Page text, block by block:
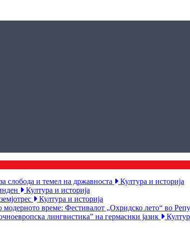
слобода и темел на државноста
Култура и историја
Култура и историја
Култура и историја
модерното време: Фестивалот „Охридско лето“ во
лингвистика” на гермаснки јазик